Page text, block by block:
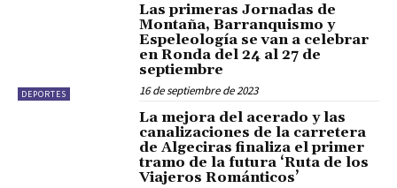
DEPORTES
Las primeras Jornadas de
Montaña, Barranquismo y
Espeleología se van a celebrar
en Ronda del 24 al 27 de
septiembre
16 de septiembre de 2023
La mejora del acerado y las
canalizaciones de la carretera
de Algeciras finaliza el primer
tramo de la futura ‘Ruta de los
Viajeros Románticos’